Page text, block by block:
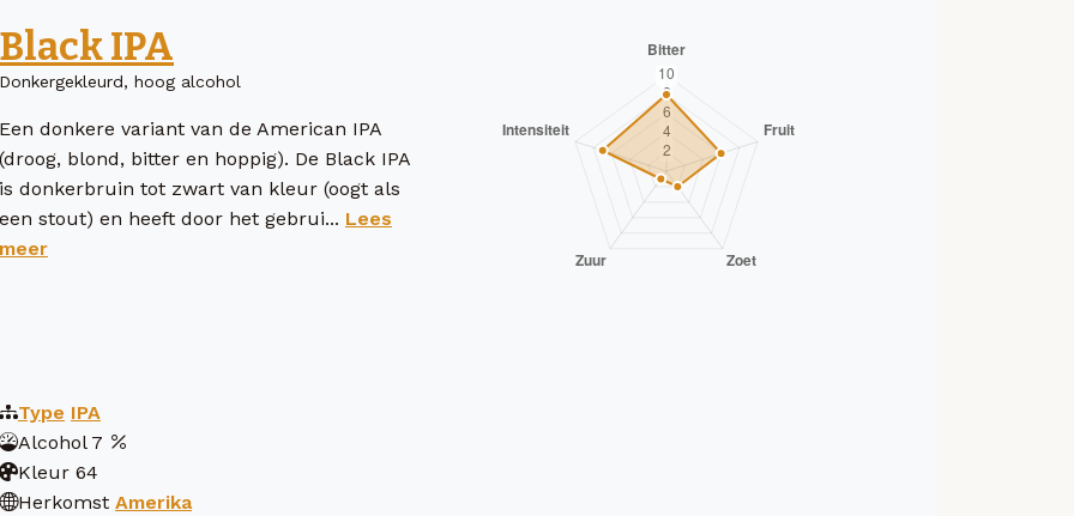
Black IPA
Donkergekleurd, hoog alcohol
Een donkere variant van de American IPA
(droog, blond, bitter en hoppig). De Black IPA
is donkerbruin tot zwart van kleur (oogt als
een stout) en heeft door het gebrui... Lees
meer
Type IPA
Alcohol 7
Kleur 64
Herkomst Amerika